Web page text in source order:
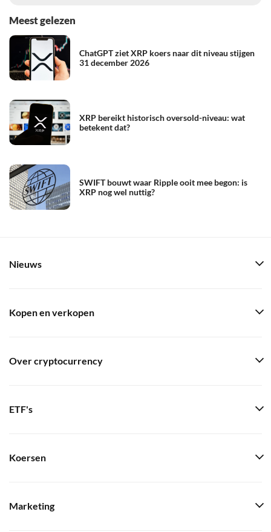
Meest gelezen
ChatGPT ziet XRP koers naar dit niveau stijgen
31 december 2026
XRP bereikt historisch oversold-niveau: wat
betekent dat?
SWIFT bouwt waar Ripple ooit mee begon: is
XRP nog wel nuttig?
Nieuws
Kopen en verkopen
Over cryptocurrency
ETF's
Koersen
Marketing